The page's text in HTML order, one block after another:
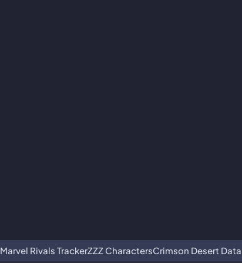
Marvel Rivals TrackerZZZ CharactersCrimson Desert